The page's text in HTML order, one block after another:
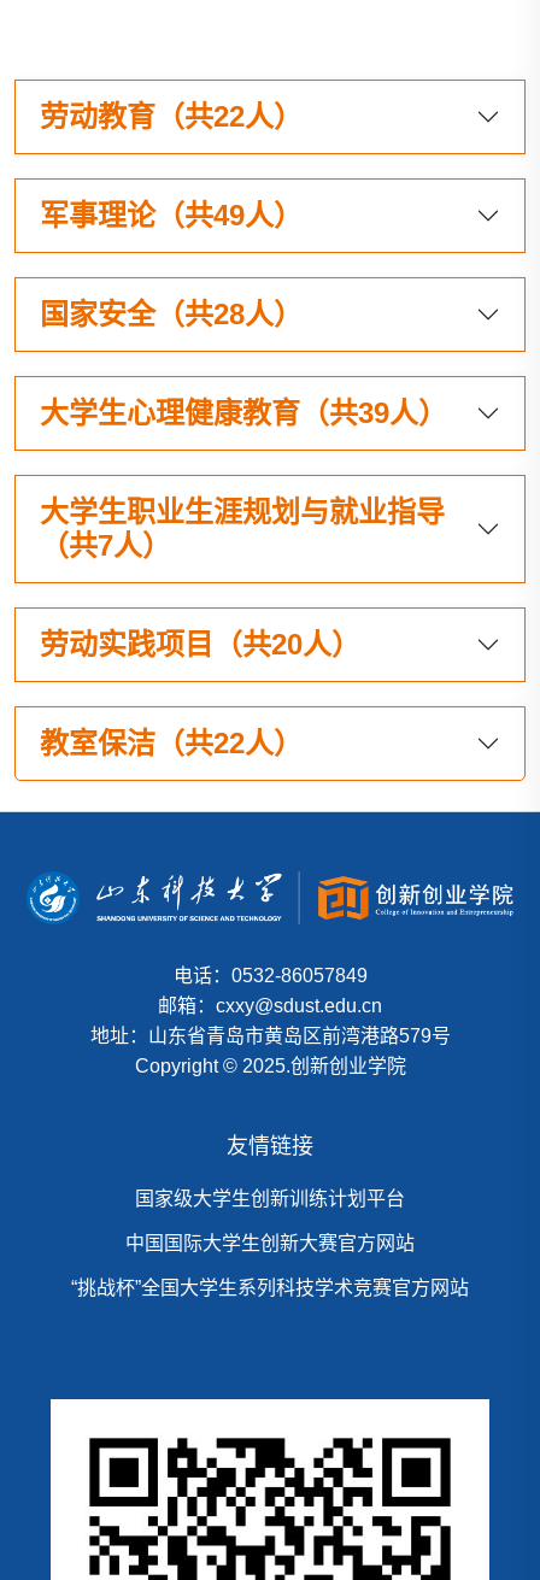
劳动教育（共22人）
军事理论（共49人）
国家安全（共28人）
大学生心理健康教育（共39人）
大学生职业生涯规划与就业指导
（共7人）
劳动实践项目（共20人）
教室保洁（共22人）
电话：0532-86057849
邮箱：cxxy@sdust.edu.cn
地址：山东省青岛市黄岛区前湾港路579号
Copyright © 2025.创新创业学院
友情链接
国家级大学生创新训练计划平台
中国国际大学生创新大赛官方网站
“挑战杯”全国大学生系列科技学术竞赛官方网站